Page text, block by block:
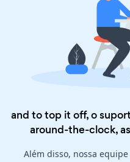
and to top it off, o
around-the-clock,
Além disso, nossa